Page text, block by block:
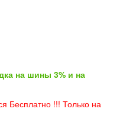
на шины 3% и на
Бесплатно !!! Только на